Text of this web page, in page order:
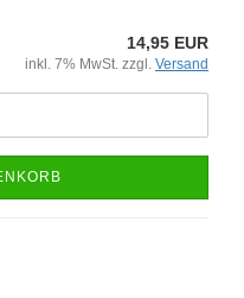
14,95 EUR
inkl. 7% MwSt. zzgl. Versand